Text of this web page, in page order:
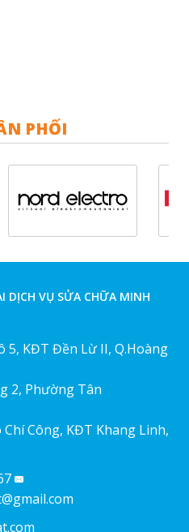
PHỐI
DỊCH VỤ SỬA CHỮA MINH
5, KĐT Đền Lừ II, Q.Hoàng
2, Phường Tân
Chí Công, KĐT Khang Linh,